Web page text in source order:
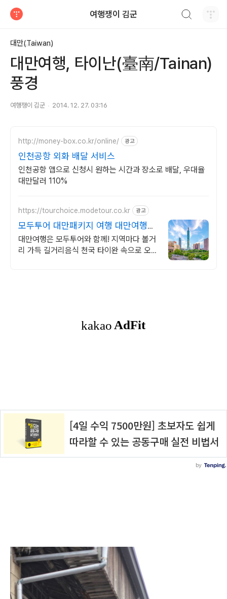
여행쟁이 김군
대만(Taiwan)
대만여행, 타이난(臺南/Tainan)
풍경
여행쟁이 김군 2014. 12. 27. 03:16
http://money-box.co.kr/online/ 광고
인천공항 외화 배달 서비스
인천공항 앱으로 신청시 원하는 시간과 장소로 배달, 우대율
대만달러 110%
https://tourchoice.modetour.co.kr 광고
모두투어 대만패키지 여행 대만여행의
모든것! 모두투어
대만여행은 모두투어와 함께! 지역마다 볼거
리 가득 길거리음식 천국 타이완 속으로 오직